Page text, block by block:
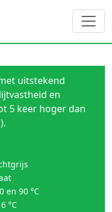
uitstekend
en
5 keer hoger dan
en 90 °C
°C